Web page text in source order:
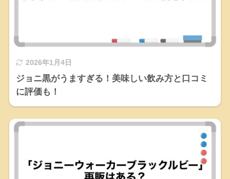
2026年1月4日
ジョニ黒がうますぎる！美味しい飲み方と口コミ
に評価も！